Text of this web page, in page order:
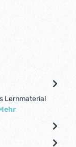
Lernmaterial